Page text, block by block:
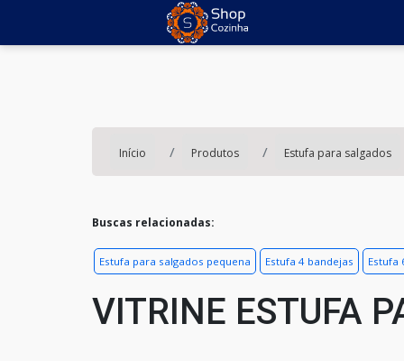
Início Produtos Estufa para salgados
Buscas relacionadas:
Estufa para salgados pequena Estufa 4 bandejas Estufa
VITRINE ESTUFA